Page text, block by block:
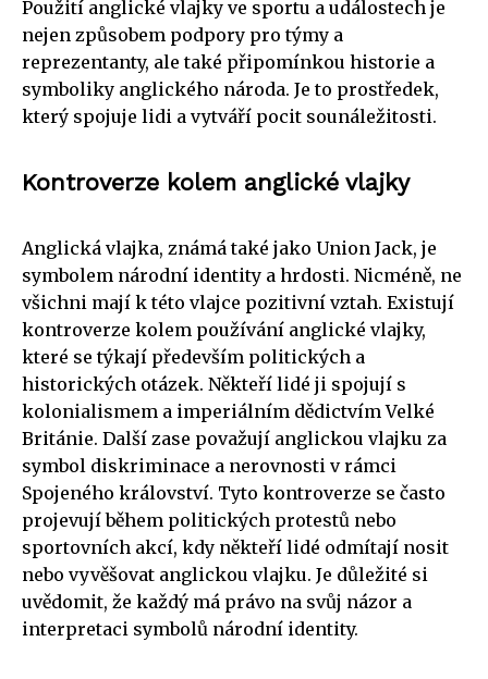
Použití anglické vlajky ve sportu a událostech je
nejen způsobem podpory pro týmy a
reprezentanty, ale také připomínkou historie a
symboliky anglického národa. Je to prostředek,
který spojuje lidi a vytváří pocit sounáležitosti.
Kontroverze kolem anglické vlajky
Anglická vlajka, známá také jako Union Jack, je
symbolem národní identity a hrdosti. Nicméně, ne
všichni mají k této vlajce pozitivní vztah. Existují
kontroverze kolem používání anglické vlajky,
které se týkají především politických a
historických otázek. Někteří lidé ji spojují s
kolonialismem a imperiálním dědictvím Velké
Británie. Další zase považují anglickou vlajku za
symbol diskriminace a nerovnosti v rámci
Spojeného království. Tyto kontroverze se často
projevují během politických protestů nebo
sportovních akcí, kdy někteří lidé odmítají nosit
nebo vyvěšovat anglickou vlajku. Je důležité si
uvědomit, že každý má právo na svůj názor a
interpretaci symbolů národní identity.